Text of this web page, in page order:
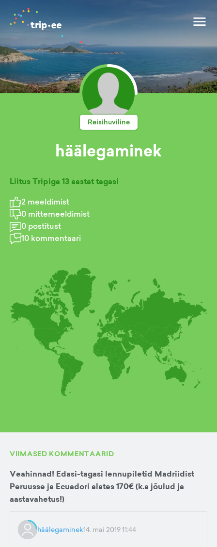
Reisihuviline
häälegaminek
Liitus Tripiga 13 aastat tagasi
2 meeldimist
0 mittemeeldimist
0 postitust
10 kommentaari
VIIMASED KOMMENTAARID
Veahinnad! Edasi-tagasi lennupiletid Madriidist
Peruusse ja Ecuadori alates 170€ (k.a jõulud ja
aastavahetus!)
häälegaminek14. mai 2019 11:44